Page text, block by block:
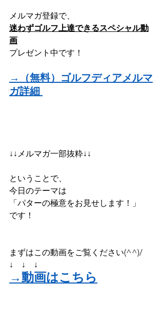
メルマガ登録で、
迷わずゴルフ上達できるスペシャル動
画
プレゼント中です！
→（無料）ゴルフディアメルマ
ガ詳細
↓↓メルマガ一部抜粋↓↓
ということで、
今日のテーマは
「パターの極意をお見せします！」
です！
まずはこの動画をご覧ください(^^)/
↓　↓　↓
→動画はこちら